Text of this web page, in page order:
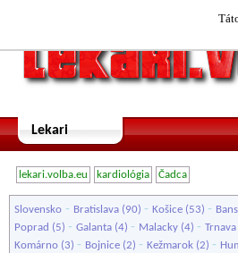
Lekari
lekari.volba.eu kardiológia Čadca
Slovensko - Bratislava (90) - Košice (53) -
Poprad (5) - Galanta (4) - Malacky (4) - Trnava
Komárno (3) - Bojnice (2) - Kežmarok (2) -